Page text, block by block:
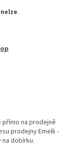
.
přímo na prodejně
prodejny Emelli -
na dobírku.